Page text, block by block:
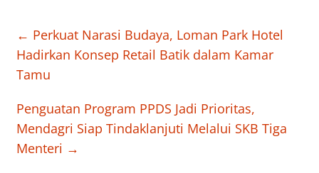
← Perkuat Narasi Budaya, Loman Park Hotel
Hadirkan Konsep Retail Batik dalam Kamar
Tamu
Penguatan Program PPDS Jadi Prioritas,
Mendagri Siap Tindaklanjuti Melalui SKB Tiga
Menteri →